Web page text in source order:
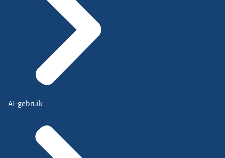
AI-gebruik